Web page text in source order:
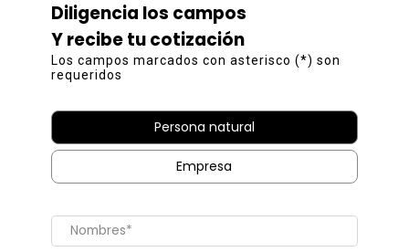
Diligencia los campos
Y recibe tu cotización
Los campos marcados con asterisco (*) son
requeridos
Persona natural
Empresa